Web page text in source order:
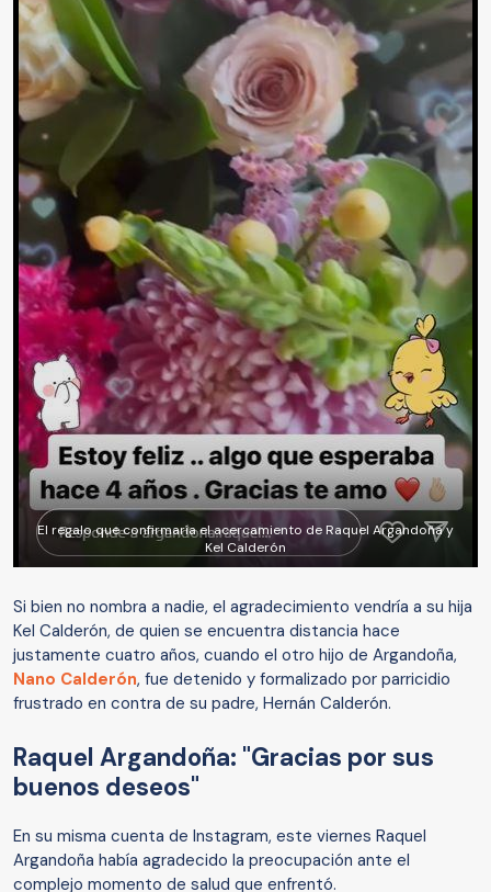
El regalo que confirmaría el acercamiento de Raquel Argandoña y
Kel Calderón
Si bien no nombra a nadie, el agradecimiento vendría a su hija
Kel Calderón, de quien se encuentra distancia hace
justamente cuatro años, cuando el otro hijo de Argandoña,
Nano Calderón, fue detenido y formalizado por parricidio
frustrado en contra de su padre, Hernán Calderón.
Raquel Argandoña: "Gracias por sus
buenos deseos"
En su misma cuenta de Instagram, este viernes Raquel
Argandoña había agradecido la preocupación ante el
complejo momento de salud que enfrentó.